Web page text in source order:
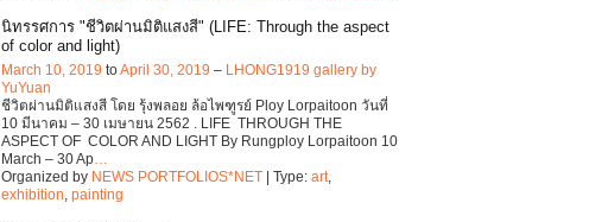
นิทรรศการ "ชีวิตผ่านมิติแสงสี" (LIFE: Through the aspect
of color and light)
March 10, 2019 toApril 30, 2019 – LHONG1919 gallery by
YuYuan
ชีวิตผ่านมิติแสงสี โดย รุ้งพลอย ล้อไพฑูรย์ Ploy Lorpaitoon วันที่
10 มีนาคม – 30 เมษายน 2562 . LIFE THROUGH THE
ASPECT OF COLOR AND LIGHT By Rungploy Lorpaitoon 10
March – 30 Ap…
Organized by NEWS PORTFOLIOS*NET | Type: art,
exhibition, painting